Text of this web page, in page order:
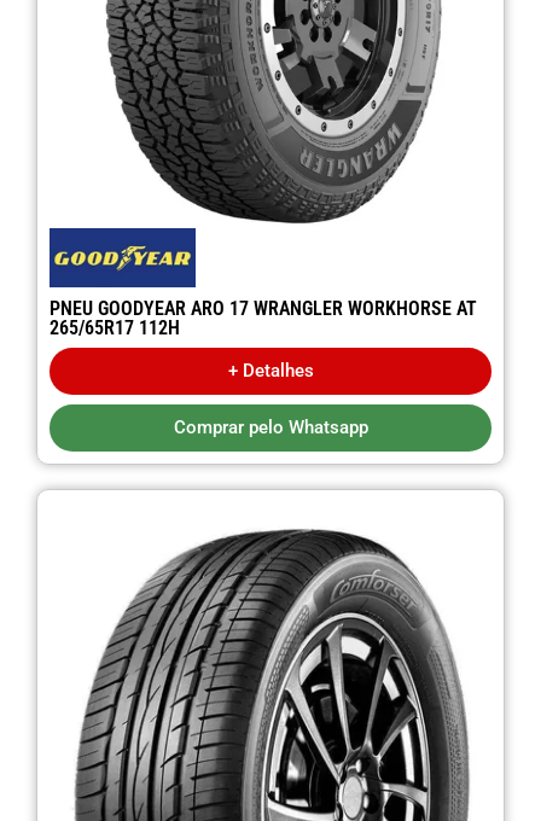
PNEU GOODYEAR ARO 17 WRANGLER WORKHORSE AT
265/65R17 112H
+ Detalhes
Comprar pelo Whatsapp